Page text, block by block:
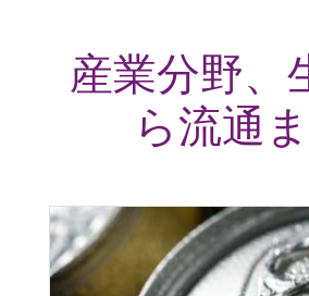
産業分野、
ら流通